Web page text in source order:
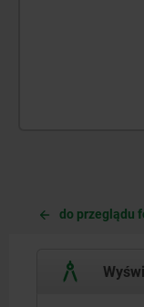
do przeglądu